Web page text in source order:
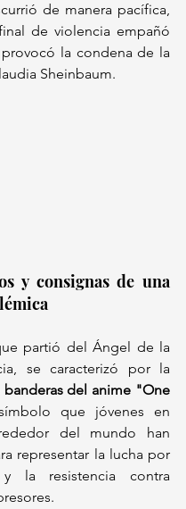
de manera pacífica,
de violencia empañó
la condena de la
Sheinbaum.
y consignas de una
partió del Ángel de la
se caracterizó por la
banderas del anime "One
que jóvenes en
del mundo han
representar la lucha por
la resistencia contra